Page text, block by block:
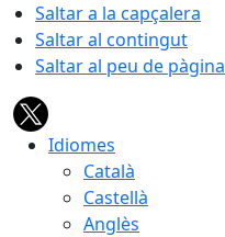
Saltar a la capçalera
Saltar al contingut
Saltar al peu de pàgina
Idiomes
Català
Castellà
Anglès